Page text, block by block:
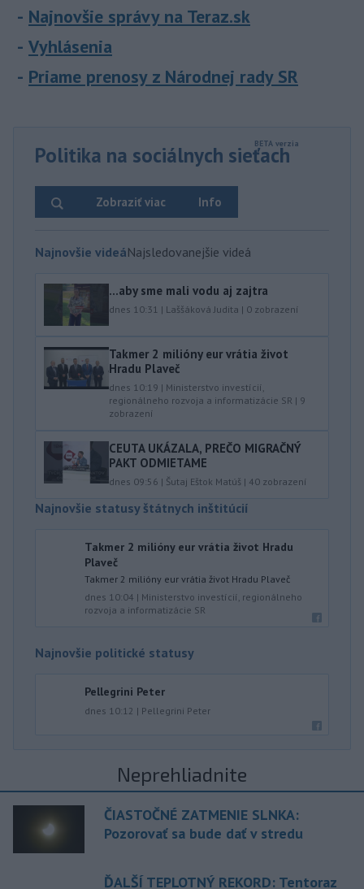
Najnovšie správy na Teraz.sk
Vyhlásenia
Priame prenosy z Národnej rady SR
Politika na sociálnych sieťach
Info
Zobraziť viac
Najnovšie videáNajsledovanejšie videá
...aby sme mali vodu aj zajtra
dnes 10:31 | Laššáková Judita | 0 zobrazení
Takmer 2 milióny eur vrátia život
Hradu Plaveč
dnes 10:19 | Ministerstvo investícií,
regionálneho rozvoja a informatizácie SR | 9
zobrazení
CEUTA UKÁZALA, PREČO MIGRAČNÝ
PAKT ODMIETAME
dnes 09:56 | Šutaj Eštok Matúš | 40 zobrazení
Najnovšie statusy štátnych inštitúcií
Takmer 2 milióny eur vrátia život Hradu
Plaveč
Takmer 2 milióny eur vrátia život Hradu Plaveč
dnes 10:04 | Ministerstvo investícií, regionálneho
rozvoja a informatizácie SR
Najnovšie politické statusy
Pellegrini Peter
dnes 10:12 | Pellegrini Peter
Neprehliadnite
ČIASTOČNÉ ZATMENIE SLNKA:
Pozorovať sa bude dať v stredu
ĎALŠÍ TEPLOTNÝ REKORD: Tentoraz